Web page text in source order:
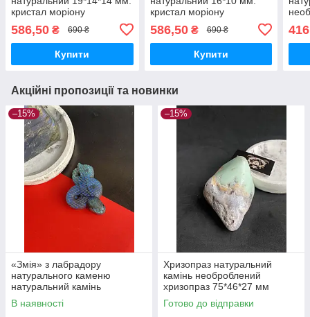
кристал моріону
586,50 ₴ 690 ₴
Купити
кристал моріону
586,50₴ 690 ₴
Купити
Акційні пропозиції та новинки
–15%
«Змія» з лабрадору
натурального каменю
натуральний камінь
лабрадор фігурка змія
лабрадор без оправи.Індія
В наявності
–15%
Хризопраз натуральний
камінь необроблений
хризопраз 75*46*27 мм
Готово до відправки